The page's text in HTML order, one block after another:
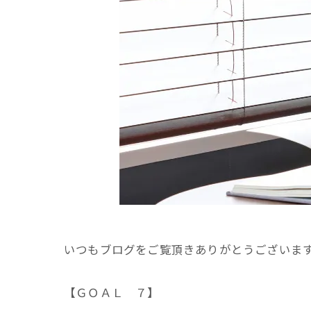
いつもブログをご覧頂きありがとうございま
【ＧＯＡＬ ７】